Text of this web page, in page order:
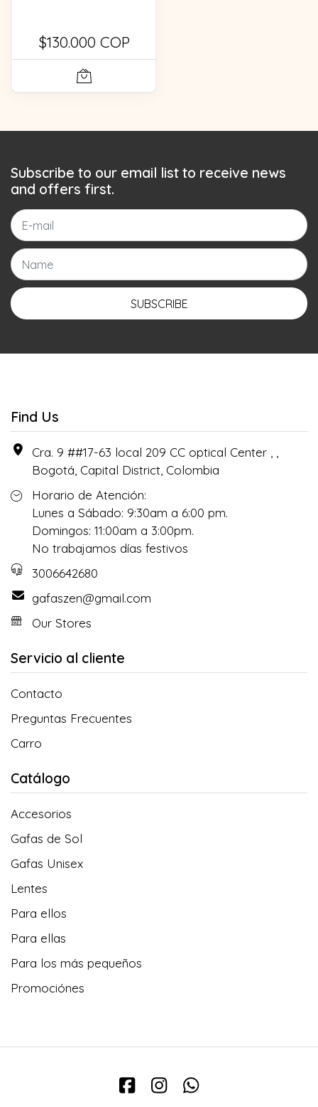
$130.000 COP
Subscribe to our email list to receive news
and offers first.
SUBSCRIBE
Find Us
Cra. 9 ##17-63 local 209 CC optical Center , ,
Bogotá, Capital District, Colombia
Horario de Atención:
Lunes a Sábado: 9:30am a 6:00 pm.
Domingos: 11:00am a 3:00pm.
No trabajamos días festivos
3006642680
gafaszen@gmail.com
Our Stores
Servicio al cliente
Contacto
Preguntas Frecuentes
Carro
Catálogo
Accesorios
Gafas de Sol
Gafas Unisex
Lentes
Para ellos
Para ellas
Para los más pequeños
Promociónes